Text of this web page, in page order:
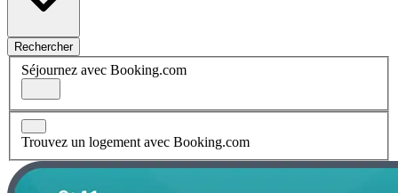
Rechercher
Séjournez avec Booking.com
Trouvez un logement avec Booking.com